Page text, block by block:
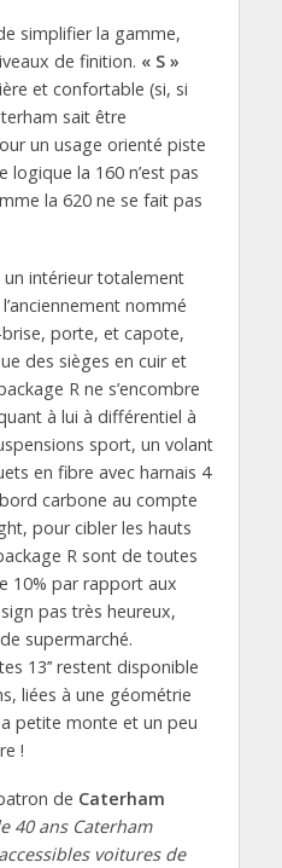
simplifier la gamme,
de finition. « S »
et confortable (si, si
sait être
un usage orienté piste
la 160 n’est pas
la 620 ne se fait pas
intérieur totalement
nommé
porte, et capote,
des sièges en cuir et
R ne s’encombre
à lui à différentiel à
sport, un volant
en fibre avec harnais 4
carbone au compte
pour cibler les hauts
R sont de toutes
10% par rapport aux
pas très heureux,
supermarché.
13’’ restent disponible
liées à une géométrie
petite monte et un peu
!
de Caterham
40 ans Caterham
voitures de